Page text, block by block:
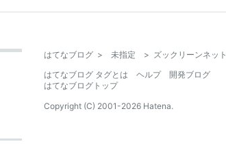
はてなブログ > 未指定 > ズックリーンネット
はてなブログ タグとは
ヘルプ
開発ブログ
はてなブログトップ
Copyright (C) 2001-2026 Hatena.